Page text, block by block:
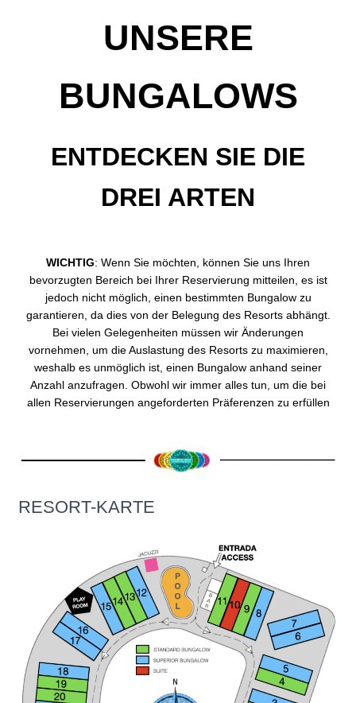
UNSERE
BUNGALOWS
ENTDECKEN SIE DIE
DREI ARTEN
WICHTIG: Wenn Sie möchten, können Sie uns Ihren
bevorzugten Bereich bei Ihrer Reservierung mitteilen, es ist
jedoch nicht möglich, einen bestimmten Bungalow zu
garantieren, da dies von der Belegung des Resorts abhängt.
Bei vielen Gelegenheiten müssen wir Änderungen
vornehmen, um die Auslastung des Resorts zu maximieren,
weshalb es unmöglich ist, einen Bungalow anhand seiner
Anzahl anzufragen. Obwohl wir immer alles tun, um die bei
allen Reservierungen angeforderten Präferenzen zu erfüllen
RESORT-KARTE